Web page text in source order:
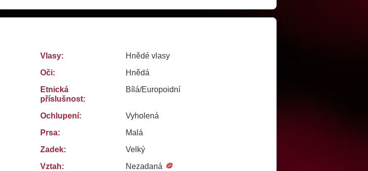
Vlasy:
Hnědé vlasy
Oči:
Hnědá
Etnická
příslušnost:
Bílá/Europoidní
Ochlupení:
Vyholená
Prsa:
Malá
Zadek:
Velký
Vztah:
Nezadaná